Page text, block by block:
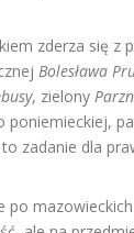
zderza się z
Bolesława
, zielony
zadanie dla
po